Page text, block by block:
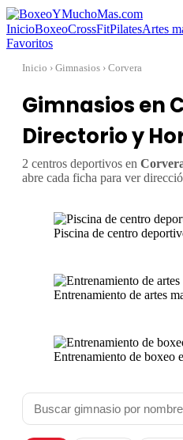
InicioBoxeoCrossFitPilatesArtes
Favoritos
Inicio › Gimnasios › Corvera
Gimnasios en
Directorio y
2 centros deportivos en
abre cada ficha para ver
Piscina de centro
Entrenamiento de artes
Entrenamiento de boxeo